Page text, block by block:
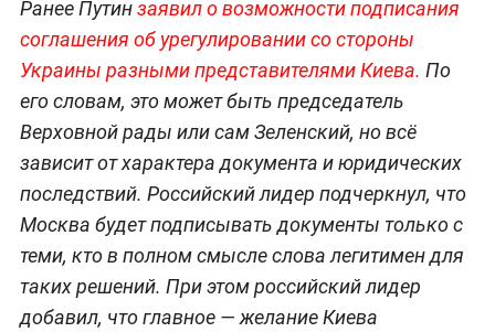
Ранее Путинзаявил о возможности подписания
соглашения об урегулировании со стороны
Украины разными представителями Киева. По
его словам, это может быть председатель
Верховной рады или сам Зеленский, но всё
зависит от характера документа и юридических
последствий. Российский лидер подчеркнул, что
Москва будет подписывать документы только с
теми, кто в полном смысле слова легитимен для
таких решений. При этом российский лидер
добавил, что главное — желание Киева